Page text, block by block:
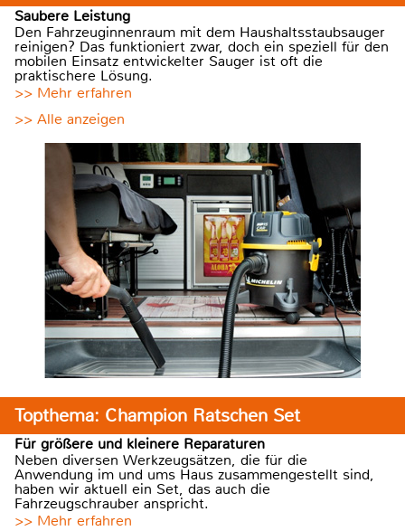
Saubere Leistung
Den Fahrzeuginnenraum mit dem Haushaltsstaubsauger
reinigen? Das funktioniert zwar, doch ein speziell für den
mobilen Einsatz entwickelter Sauger ist oft die
praktischere Lösung.
>> Mehr erfahren
>> Alle anzeigen
Topthema: Champion Ratschen Set
Für größere und kleinere Reparaturen
Neben diversen Werkzeugsätzen, die für die
Anwendung im und ums Haus zusammengestellt sind,
haben wir aktuell ein Set, das auch die
Fahrzeugschrauber anspricht.
>> Mehr erfahren